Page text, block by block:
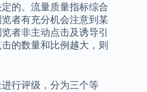
的。流量质量指标综合
者有充分机会注意到某
者非主动点击及诱导引
的数量和比例越大，则
行评级，分为三个等